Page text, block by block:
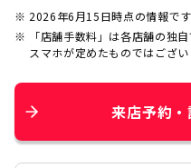
2026年6月15日時点の情報です
「店舗手数料」は各店舗の独
スマホが定めたものではござい
来店予約